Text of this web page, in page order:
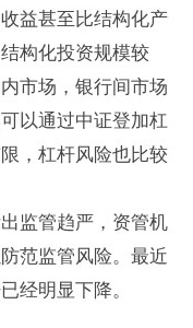
益甚至比结构化产
构化投资规模较
市场，银行间市场
以通过中证登加杠
，杠杆风险也比较
监管趋严，资管机
范监管风险。最近
经明显下降。